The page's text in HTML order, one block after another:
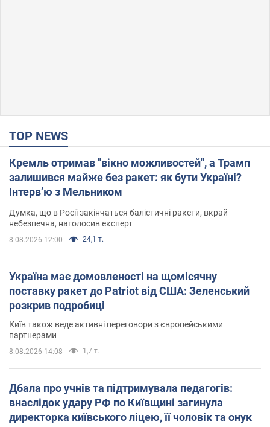
TOP NEWS
Кремль отримав "вікно можливостей", а Трамп
залишився майже без ракет: як бути Україні?
Інтерв’ю з Мельником
Думка, що в Росії закінчаться балістичні ракети, вкрай
небезпечна, наголосив експерт
8.08.2026 12:00 24,1 т.
Україна має домовленості на щомісячну
поставку ракет до Patriot від США: Зеленський
розкрив подробиці
Київ також веде активні переговори з європейськими
партнерами
8.08.2026 14:08 1,7 т.
Дбала про учнів та підтримувала педагогів:
внаслідок удару РФ по Київщині загинула
директорка київського ліцею, її чоловік та онук